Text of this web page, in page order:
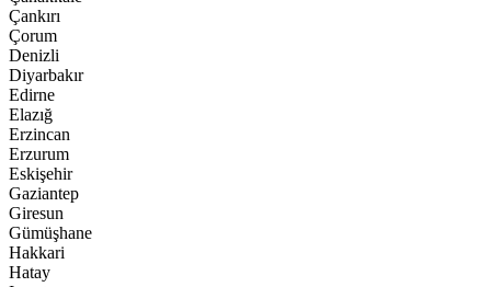
Çankırı
Çorum
Denizli
Diyarbakır
Edirne
Elazığ
Erzincan
Erzurum
Eskişehir
Gaziantep
Giresun
Gümüşhane
Hakkari
Hatay